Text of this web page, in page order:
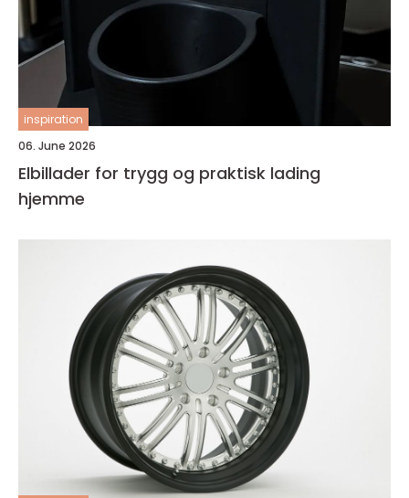
inspiration
06. June 2026
Elbillader for trygg og praktisk lading
hjemme